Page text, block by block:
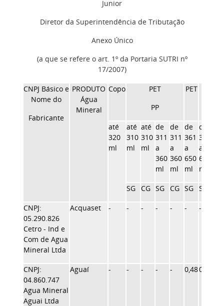
Junior
Diretor da Superintendência de Tributação
Anexo Único
(a que se refere o art. 1º da Portaria SUTRI nº
17/2007)
CNPJ Básico e
Nome do
Fabricante
PRODUTO
Água
Mineral
Copo
PET
PP
PET
até
320
ml
até
310
ml
até
310
ml
de
311
a
360
ml
de
311
a
360
ml
de
361
a
650
ml
de
361
a
650
ml
SG CG SG CG SG SG
CNPJ:
05.290.826
Cetro - Ind e
Com de Agua
Mineral Ltda
Acquaset - - - - - - -
CNPJ:
04.860.747
Agua Mineral
Aguai Ltda
Aguaí - - - - - 0,480,44